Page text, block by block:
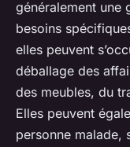
généralement une
besoins
elles peuvent
déballage des
des meubles, du
Elles peuvent
personne malade,